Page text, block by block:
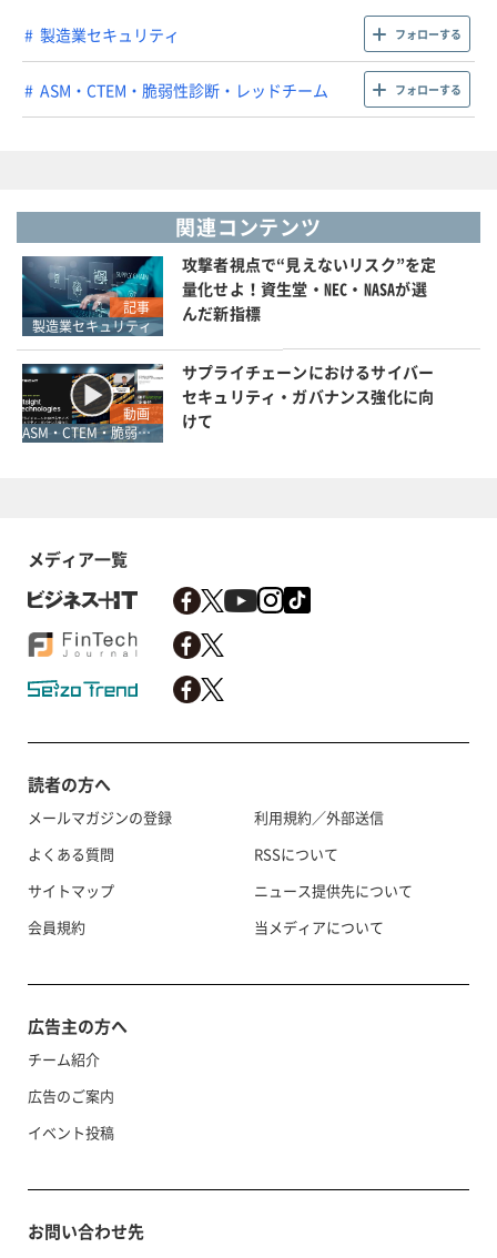
製造業セキュリティ フォローする
ASM・CTEM・脆弱性診断・レッドチーム フォローする
関連コンテンツ
記事
製造業セキュリティ
攻撃者視点で“見えないリスク”を定
量化せよ！資生堂・NEC・NASAが選
んだ新指標
動画
ASM・CTEM・脆弱性診断・レッドチーム
サプライチェーンにおけるサイバー
セキュリティ・ガバナンス強化に向
けて
メディア一覧
読者の方へ
メールマガジンの登録
よくある質問
サイトマップ
会員規約
利用規約／外部送信
RSSについて
ニュース提供先について
当メディアについて
広告主の方へ
チーム紹介
広告のご案内
イベント投稿
お問い合わせ先